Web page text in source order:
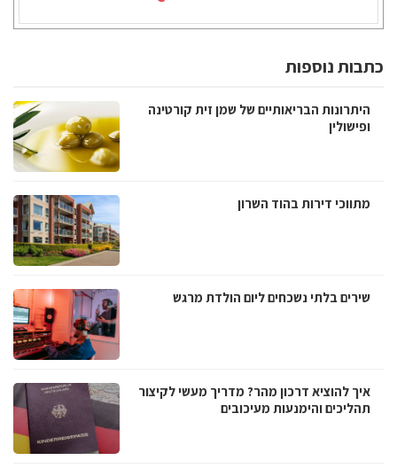
כתבות נוספות
היתרונות הבריאותיים של שמן זית קורטינה
ופישולין
מתווכי דירות בהוד השרון
שירים בלתי נשכחים ליום הולדת מרגש
איך להוציא דרכון מהר? מדריך מעשי לקיצור
תהליכים והימנעות מעיכובים